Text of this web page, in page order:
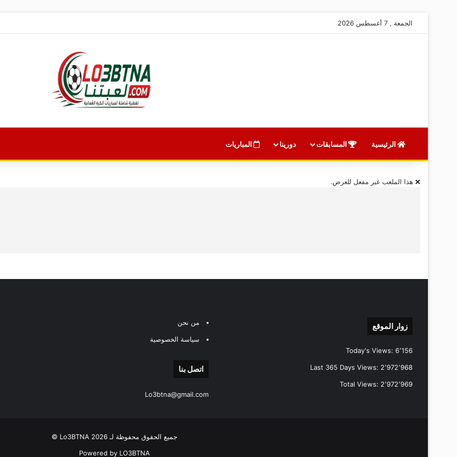
الجمعة , 7 أغسطس 2026
الرئيسية المسابقات دورينا المباريات
❌ هذا الملعب غير مفعل للعرض.
زوار الموقع
Today's Views: 6٬156
Last 365 Days Views: 2٬972٬968
Total Views: 2٬972٬969
من نحن
سياسة الخصوصية
اتصل بنا
Lo3btna@gmail.com
جميع الحقوق محفوظة لـ Lo3BTNA 2026 ©
Powered by LO3BTNA